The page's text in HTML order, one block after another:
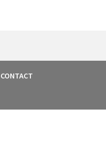
CONTACT